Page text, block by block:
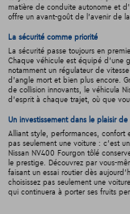
matière de conduite autonome et
offre un avant-goût de l'avenir de
La sécurité comme priorité
La sécurité passe toujours en
Chaque véhicule est équipé d'une
notamment un régulateur de
d'angle mort et bien plus encore.
de collision innovants, le véhicula
d'esprit à chaque trajet, où que
Un investissement dans le plaisir
Alliant style, performances, confort
pas seulement une voiture : c'est
Nissan NV400 Fourgon tôlé
le prestige. Découvrez par vous-
faisant un essai routier dès
choisissez pas seulement une
qui continuera à porter ses fruits